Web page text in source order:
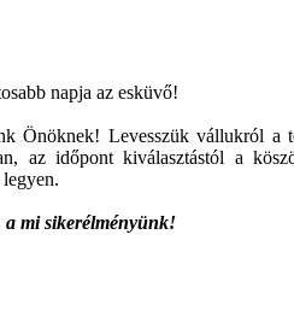
napja az esküvő!
Önöknek! Levesszük vállukról a
az időpont kiválasztástól a
a mi sikerélményünk!